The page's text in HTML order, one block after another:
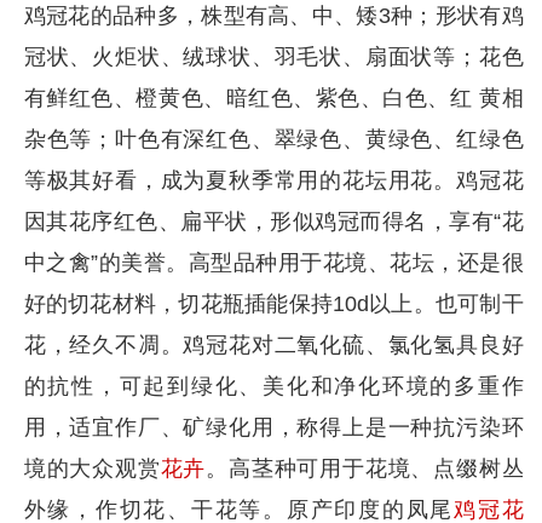
鸡冠花的品种多，株型有高、中、矮3种；形状有鸡
冠状、火炬状、绒球状、羽毛状、扇面状等；花色
有鲜红色、橙黄色、暗红色、紫色、白色、红 黄相
杂色等；叶色有深红色、翠绿色、黄绿色、红绿色
等极其好看，成为夏秋季常用的花坛用花。鸡冠花
因其花序红色、扁平状，形似鸡冠而得名，享有“花
中之禽”的美誉。高型品种用于花境、花坛，还是很
好的切花材料，切花瓶插能保持10d以上。也可制干
花，经久不凋。鸡冠花对二氧化硫、氯化氢具良好
的抗性，可起到绿化、美化和净化环境的多重作
用，适宜作厂、矿绿化用，称得上是一种抗污染环
境的大众观赏花卉。高茎种可用于花境、点缀树丛
外缘，作切花、干花等。原产印度的凤尾 鸡冠花